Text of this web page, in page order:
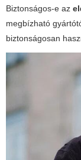
Biztonságos-e az
megbízható
biztonságosan